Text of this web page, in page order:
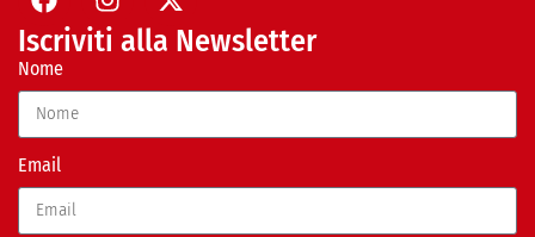
Iscriviti alla Newsletter
Nome
Email